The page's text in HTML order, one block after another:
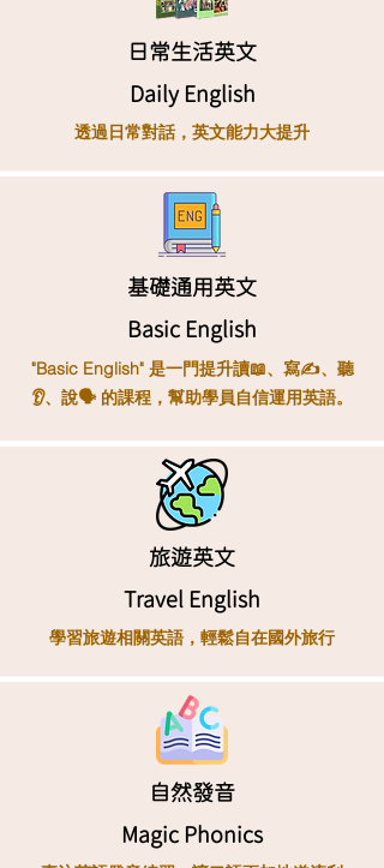
日常生活英文
Daily English
透過日常對話，英文能力大提升
基礎通用英文
Basic English
"Basic English" 是一門提升讀📖、寫✍️、聽
👂、說🗣️ 的課程，幫助學員自信運用英語。
旅遊英文
Travel English
學習旅遊相關英語，輕鬆自在國外旅行
自然發音
Magic Phonics